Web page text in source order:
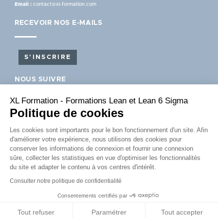
XL Formation - Formations Lean et Lean 6 Sigma
Politique de cookies
Les cookies sont importants pour le bon fonctionnement d'un site. Afin
d'améliorer votre expérience, nous utilisons des cookies pour
conserver les informations de connexion et fournir une connexion
sûre, collecter les statistiques en vue d'optimiser les fonctionnalités
du site et adapter le contenu à vos centres d'intérêt.
Consulter notre politique de confidentialité
Consentements certifiés par
Tout refuser Paramétrer Tout accepter
Email : contact@xl-formation.com
RECEVOIR NOS E-MAILS
S'INSCRIRE
NOUS SUIVRE
Mentions légales Politique de confidentialité